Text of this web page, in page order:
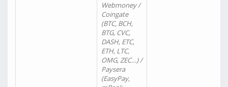
Webmoney /
Coingate
(BTC, BCH,
BTG, CVC,
DASH, ETC,
ETH, LTC,
OMG, ZEC…) /
Paysera
(EasyPay,